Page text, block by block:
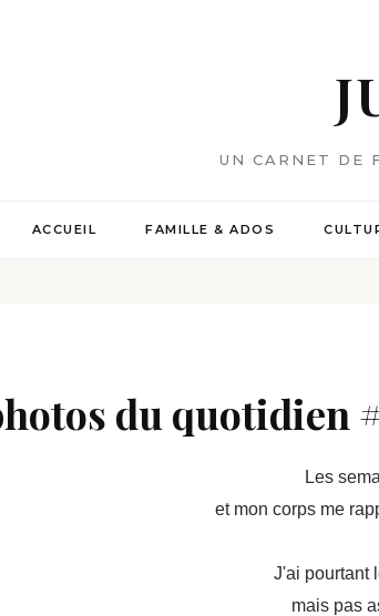
UN CARNET DE
ACCUEIL FAMILLE & ADOS
du quotidien
Les
et mon corps me
J'ai pourtant
mais pas